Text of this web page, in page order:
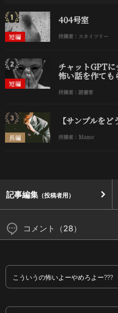
短編
404号室
投稿者：スカイツリー
短編
チャットGPT
怖い話を作ても
投稿者：読書家
長編
【サンプルをど
投稿者：Mame
記事編集 （投稿者用）
コメント（28）
こういうの怖いよーやめろよー???